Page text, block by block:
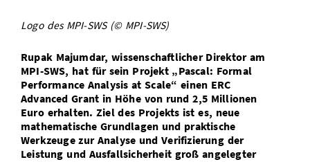
IT-Themenabend
Ranking
Zahlen & Fakten
Preise, Auszeichnungen und Förderungen
Kontakt
SIC Merchandise
SIC Podcast
Anfahrt
AnsprechpartnerInnen, Personen, Forschungsgruppen
Termine, Vorträge und Veranstaltungen
Alumni
Logo des MPI-SWS (© MPI-SWS)
Rupak Majumdar, wissenschaftlicher Direktor am
MPI-SWS, hat für sein Projekt „Pascal: Formal
Performance Analysis at Scale“ einen ERC
Advanced Grant in Höhe von rund 2,5 Millionen
Euro erhalten. Ziel des Projekts ist es, neue
mathematische Grundlagen und praktische
Werkzeuge zur Analyse und Verifizierung der
Leistung und Ausfallsicherheit groß angelegter